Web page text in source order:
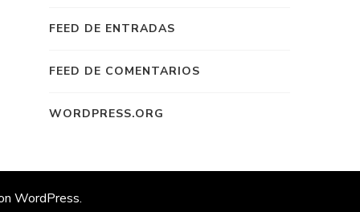
FEED DE ENTRADAS
FEED DE COMENTARIOS
WORDPRESS.ORG
WordPress.